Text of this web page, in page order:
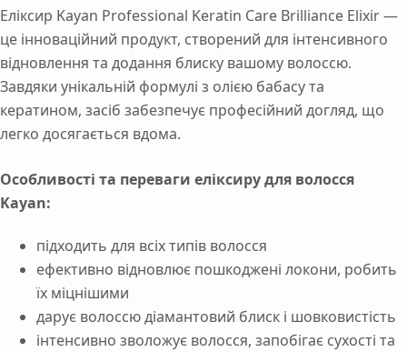
Еліксир Kayan Professional Keratin Care Brilliance Elixir —
це інноваційний продукт, створений для інтенсивного
відновлення та додання блиску вашому волоссю.
Завдяки унікальній формулі з олією бабасу та
кератином, засіб забезпечує професійний догляд, що
легко досягається вдома.
Особливості та переваги еліксиру для волосся
Kayan:
підходить для всіх типів волосся
ефективно відновлює пошкоджені локони, робить
їх міцнішими
дарує волоссю діамантовий блиск і шовковистість
інтенсивно зволожує волосся, запобігає сухості та